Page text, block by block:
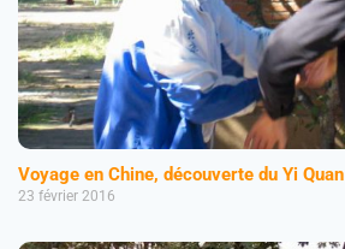
Voyage en Chine, découverte du Yi Quan
23 février 2016